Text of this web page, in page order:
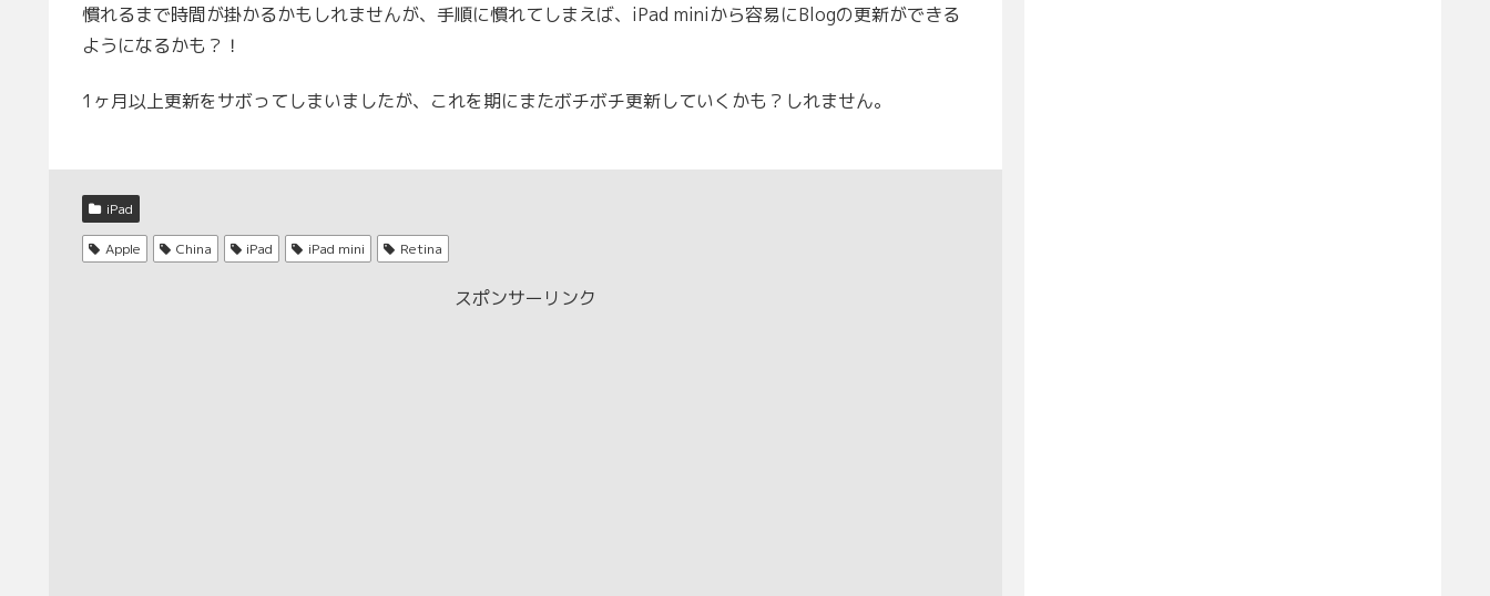
慣れるまで時間が掛かるかもしれませんが、手順に慣れてしまえば、iPad miniから容易にBlogの更新ができる
ようになるかも？！
1ヶ月以上更新をサボってしまいましたが、これを期にまたボチボチ更新していくかも？しれません。
iPad
Apple China iPad iPad mini Retina
スポンサーリンク